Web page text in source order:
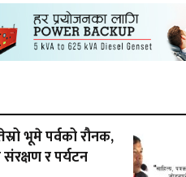
भूमे पर्वको रौनक,
र पर्यटन